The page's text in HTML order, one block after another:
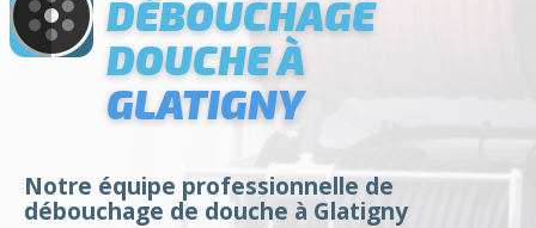
DÉBOUCHAGE
DOUCHE À
GLATIGNY
Notre équipe professionnelle de
débouchage de douche à Glatigny